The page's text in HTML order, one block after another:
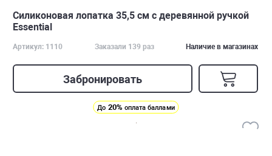
Силиконовая лопатка 35,5 см с деревянной ручкой
Essential
Артикул: 1110 Заказали 139 раз Наличие в магазинах
Забронировать
До 20% оплата баллами